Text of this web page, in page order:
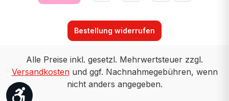
Bestellung widerrufen
Alle Preise inkl. gesetzl. Mehrwertsteuer zzgl.
Versandkostenund ggf. Nachnahmegebühren, wenn
nicht anders angegeben.
Werkzeugleiste anzeigen